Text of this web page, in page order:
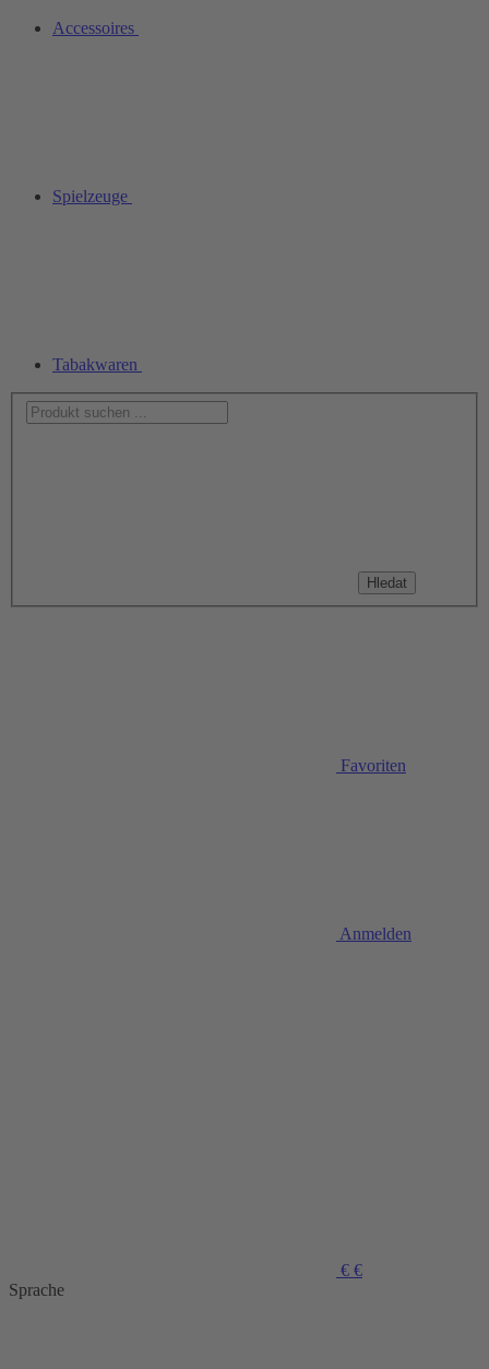
Accessoires
Spielzeuge
Tabakwaren
Hledat
Favoriten
Anmelden
€ €
Sprache